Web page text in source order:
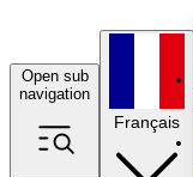
Open sub
navigation
Français